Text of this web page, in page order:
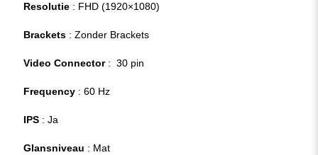
Resolutie : FHD (1920×1080)
Brackets : Zonder Brackets
Video Connector: 30 pin
Frequency : 60 Hz
IPS : Ja
Glansniveau : Mat